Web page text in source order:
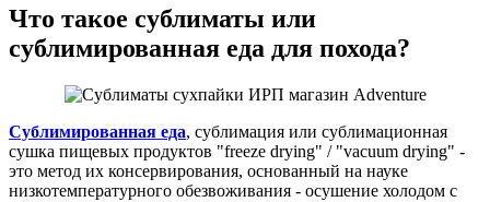
Что такое сублиматы или
сублимированная еда для похода?
Сублимированная еда, сублимация или сублимационная
сушка пищевых продуктов "freeze drying" / "vacuum drying" -
это метод их консервирования, основанный на науке
низкотемпературного обезвоживания - осушение холодом с